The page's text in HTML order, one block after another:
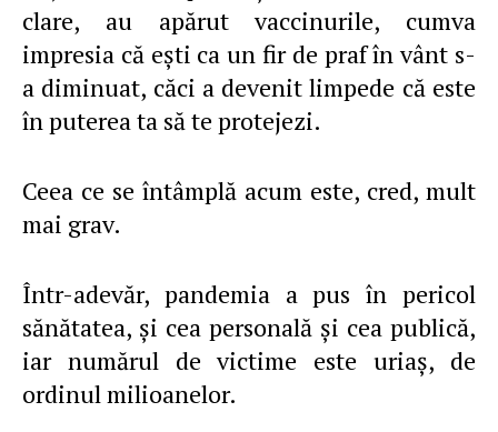
clare, au apărut vaccinurile, cumva
impresia că eşti ca un fir de praf în vânt s-
a diminuat, căci a devenit limpede că este
în puterea ta să te protejezi.
Ceea ce se întâmplă acum este, cred, mult
mai grav.
Într-adevăr, pandemia a pus în pericol
sănătatea, şi cea personală şi cea publică,
iar numărul de victime este uriaş, de
ordinul milioanelor.